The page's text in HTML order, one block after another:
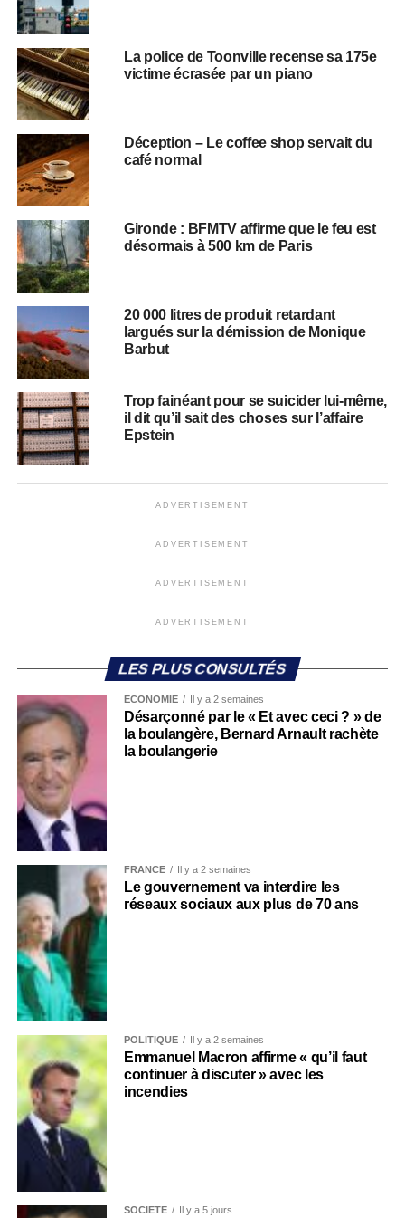
La police de Toonville recense sa 175e
victime écrasée par un piano
Déception – Le coffee shop servait du
café normal
Gironde : BFMTV affirme que le feu est
désormais à 500 km de Paris
20 000 litres de produit retardant
largués sur la démission de Monique
Barbut
Trop fainéant pour se suicider lui-même,
il dit qu’il sait des choses sur l’affaire
Epstein
ADVERTISEMENT
ADVERTISEMENT
ADVERTISEMENT
ADVERTISEMENT
LES PLUS CONSULTÉS
ECONOMIE Il y a 2 semaines
Désarçonné par le « Et avec ceci ? » de
la boulangère, Bernard Arnault rachète
la boulangerie
FRANCE Il y a 2 semaines
Le gouvernement va interdire les
réseaux sociaux aux plus de 70 ans
POLITIQUE Il y a 2 semaines
Emmanuel Macron affirme « qu’il faut
continuer à discuter » avec les
incendies
SOCIÉTÉ Il y a 5 jours